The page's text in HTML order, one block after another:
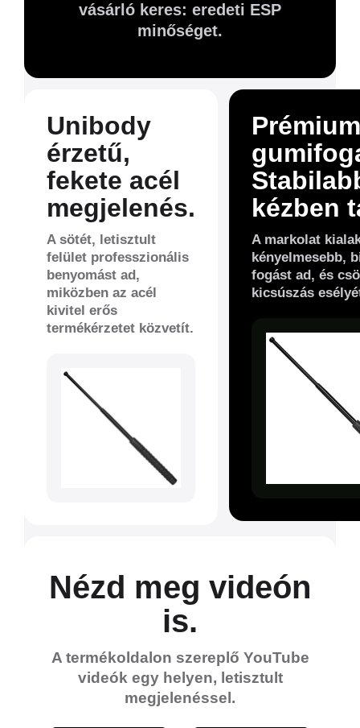
vásárló keres: eredeti ESP
minőséget.
Unibody
érzetű,
fekete acél
megjelenés.
A sötét, letisztult
felület professzionális
benyomást ad,
miközben az acél
kivitel erős
termékérzetet közvetít.
Prémium
kézben
A markolat
kényelmesebb,
fogást ad, és
kicsúszás
Nézd meg videón
is.
A termékoldalon szereplő YouTube
videók egy helyen, letisztult
megjelenéssel.